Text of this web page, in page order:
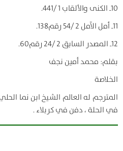
10ـ الكنى والألقاب 1 /441.
11ـ أمل الآمل 2 /54 رقم138.
12ـ المصدر السابق 2 /24 رقم60.
بقلم: محمد أمين نجف
الخلاصة
المترجم له العالم الشيخ ابن نما
في الحلة ، دفن في كربلاء .